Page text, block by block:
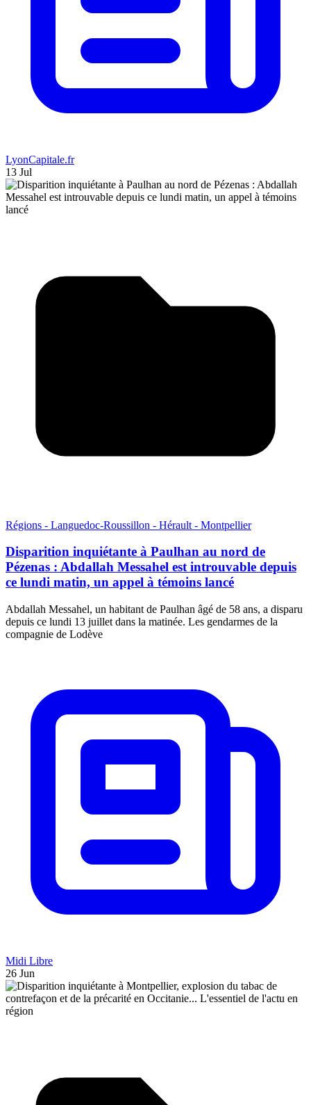
LyonCapitale.fr
13 Jul
Régions - Languedoc-Roussillon - Hérault - Montpellier
Disparition inquiétante à Paulhan au nord de
Pézenas : Abdallah Messahel est introuvable depuis
ce lundi matin, un appel à témoins lancé
Abdallah Messahel, un habitant de Paulhan âgé de 58 ans, a disparu
depuis ce lundi 13 juillet dans la matinée. Les gendarmes de la
compagnie de Lodève
Midi Libre
26 Jun